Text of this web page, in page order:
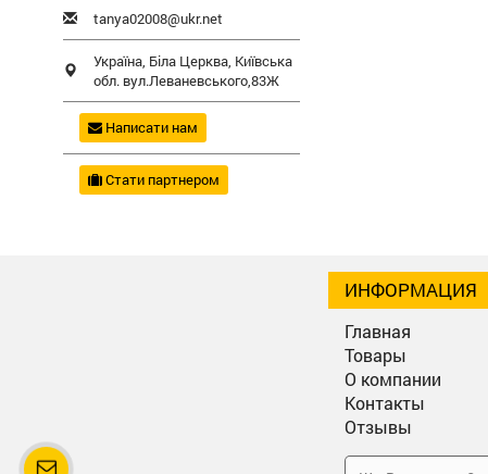
tanya02008@ukr.net
Україна, Біла Церква, Київська
обл. вул.Леваневського,83Ж
Написати нам
Стати партнером
ИНФОРМАЦИЯ
Главная
Товары
О компании
Контакты
Отзывы